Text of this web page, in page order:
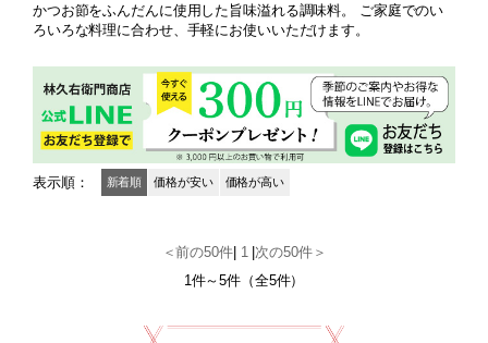
かつお節をふんだんに使用した旨味溢れる調味料。 ご家庭でのい
ろいろな料理に合わせ、手軽にお使いいただけます。
表示順： 新着順 価格が安い 価格が高い
＜前の50件| 1| 次の50件＞
1件～5件（全5件）